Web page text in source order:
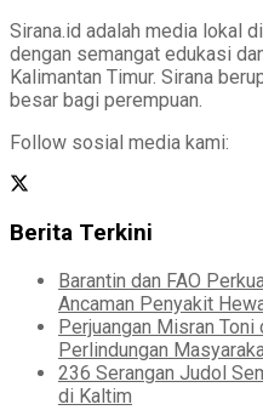
Sirana.id adalah media lokal
dengan semangat edukasi
Kalimantan Timur. Sirana
besar bagi perempuan.
Follow sosial media kami:
Berita Terkini
Barantin dan FAO
Ancaman Penyakit
Perjuangan Misran Toni
Perlindungan
236 Serangan Judol
di Kaltim